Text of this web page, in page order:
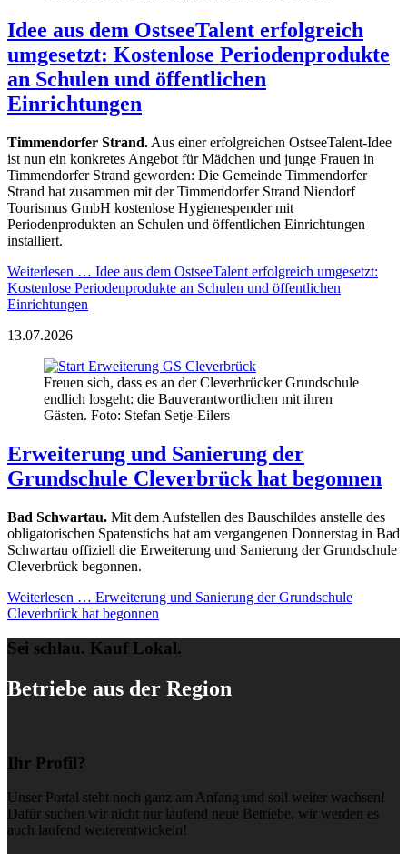
Idee aus dem OstseeTalent erfolgreich
umgesetzt: Kostenlose Periodenprodukte
an Schulen und öffentlichen
Einrichtungen
Timmendorfer Strand. Aus einer erfolgreichen OstseeTalent-Idee
ist nun ein konkretes Angebot für Mädchen und junge Frauen in
Timmendorfer Strand geworden: Die Gemeinde Timmendorfer
Strand hat zusammen mit der Timmendorfer Strand Niendorf
Tourismus GmbH kostenlose Hygienespender mit
Periodenprodukten an Schulen und öffentlichen Einrichtungen
installiert.
Weiterlesen … Idee aus dem OstseeTalent erfolgreich umgesetzt:
Kostenlose Periodenprodukte an Schulen und öffentlichen
Einrichtungen
13.07.2026
Freuen sich, dass es an der Cleverbrücker Grundschule
endlich losgeht: die Bauverantwortlichen mit ihren
Gästen. Foto: Stefan Setje-Eilers
Erweiterung und Sanierung der
Grundschule Cleverbrück hat begonnen
Bad Schwartau. Mit dem Aufstellen des Bauschildes anstelle des
obligatorischen Spatenstichs hat am vergangenen Donnerstag in Bad
Schwartau offiziell die Erweiterung und Sanierung der Grundschule
Cleverbrück begonnen.
Weiterlesen … Erweiterung und Sanierung der Grundschule
Cleverbrück hat begonnen
Sei schlau. Kauf Lokal.
Betriebe aus der Region
Ihr Profil?
Unser Portal steht noch ganz am Anfang und soll weiter wachsen!
Dafür suchen wir nicht nur laufend neue Betriebe, wir werden es
auch laufend weiterentwickeln!